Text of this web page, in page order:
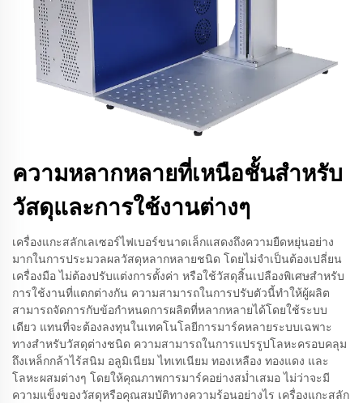
ความหลากหลายที่เหนือชั้นสำหรับ
วัสดุและการใช้งานต่างๆ
เครื่องแกะสลักเลเซอร์ไฟเบอร์ขนาดเล็กแสดงถึงความยืดหยุ่นอย่าง
มากในการประมวลผลวัสดุหลากหลายชนิด โดยไม่จำเป็นต้องเปลี่ยน
เครื่องมือ ไม่ต้องปรับแต่งการตั้งค่า หรือใช้วัสดุสิ้นเปลืองพิเศษสำหรับ
การใช้งานที่แตกต่างกัน ความสามารถในการปรับตัวนี้ทำให้ผู้ผลิต
สามารถจัดการกับข้อกำหนดการผลิตที่หลากหลายได้โดยใช้ระบบ
เดียว แทนที่จะต้องลงทุนในเทคโนโลยีการมาร์คหลายระบบเฉพาะ
ทางสำหรับวัสดุต่างชนิด ความสามารถในการแปรรูปโลหะครอบคลุม
ถึงเหล็กกล้าไร้สนิม อลูมิเนียม ไทเทเนียม ทองเหลือง ทองแดง และ
โลหะผสมต่างๆ โดยให้คุณภาพการมาร์คอย่างสม่ำเสมอ ไม่ว่าจะมี
ความแข็งของวัสดุหรือคุณสมบัติทางความร้อนอย่างไร เครื่องแกะสลัก